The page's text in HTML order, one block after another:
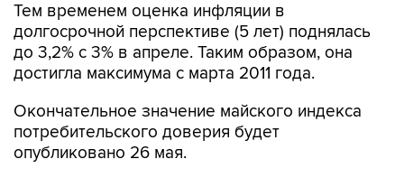
Тем временем оценка инфляции в
долгосрочной перспективе (5 лет) поднялась
до 3,2% с 3% в апреле. Таким образом, она
достигла максимума с марта 2011 года.
Окончательное значение майского индекса
потребительского доверия будет
опубликовано 26 мая.